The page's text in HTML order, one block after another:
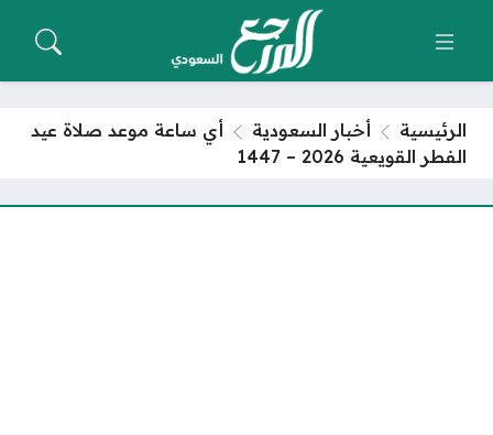
الرئيسية أخبار السعودية
أي ساعة موعد صلاة عيد
الفطر القويعية 2026 – 1447